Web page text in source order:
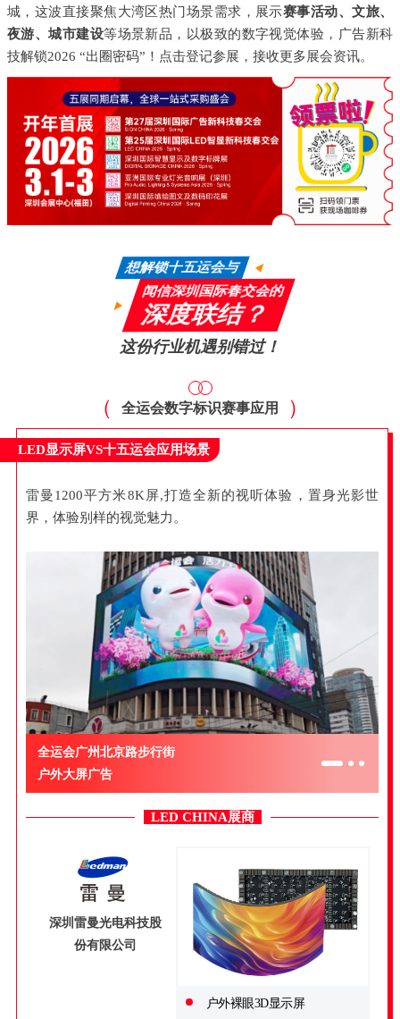
城，这波直接聚焦大湾区热门场景需求，展示赛事活动、文旅、
夜游、城市建设等场景新品，以极致的数字视觉体验，广告新科
技解锁2026 “出圈密码”！点击登记参展，接收更多展会资讯。
想解锁十五运会与
闻信深圳国际春交会的
深度联结？
这份行业机遇别错过！
（ 全运会数字标识赛事应用 ）
LED显示屏VS十五运会应用场景
雷曼1200平方米8K屏,打造全新的视听体验，置身光影世
界，体验别样的视觉魅力。
全运会广州北京路步行街
户外大屏广告
LED CHINA展商
深圳雷曼光电科技股
份有限公司
户外裸眼3D显示屏